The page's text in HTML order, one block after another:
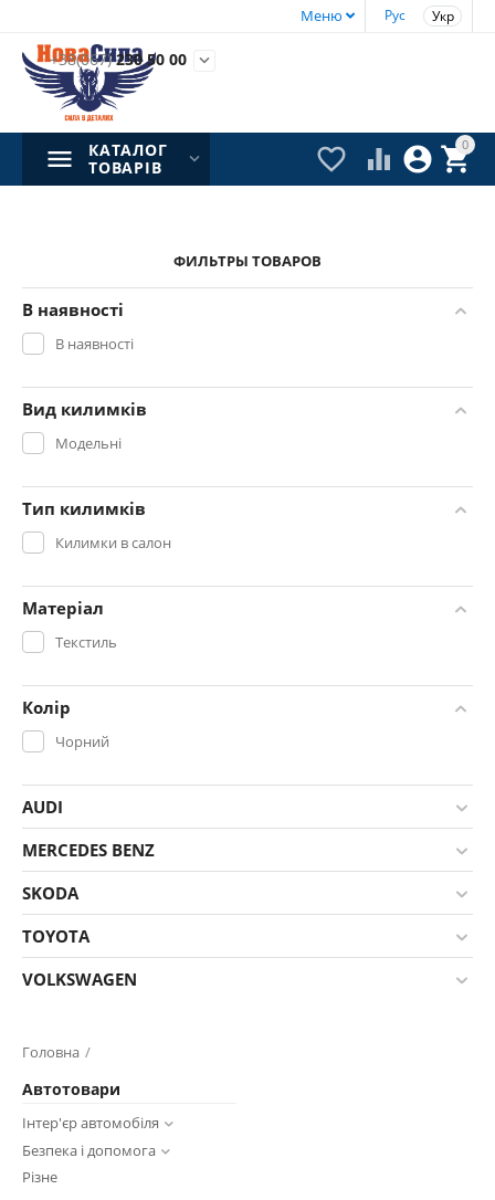
Рус Укр
Меню
+38(067)230 50 00 
0


 
КАТАЛОГ
ТОВАРІВ
ФИЛЬТРЫ ТОВАРОВ
В наявності
В наявності
Вид килимків
Модельні
Тип килимків
Килимки в салон
Матеріал
Текстиль
Колір
Чорний
AUDI
MERCEDES BENZ
SKODA
TOYOTA
VOLKSWAGEN
Головна /
Автотовари
Інтер'єр автомобіля
Безпека і допомога
Різне